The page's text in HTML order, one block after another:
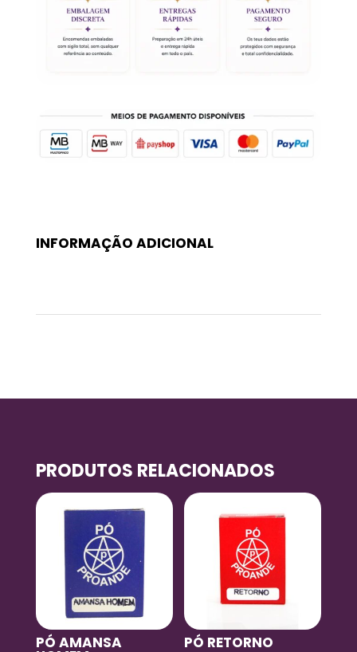
INFORMAÇÃO ADICIONAL
PRODUTOS RELACIONADOS
PÓ AMANSA PÓ RETORNO